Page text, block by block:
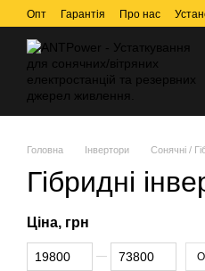
Перейти до основного контенту
Опт Гарантія Про нас
Головна Інвертори Сонячні /
Гібридні
Ціна, грн
Від Ціна, грн
До Ціна, грн